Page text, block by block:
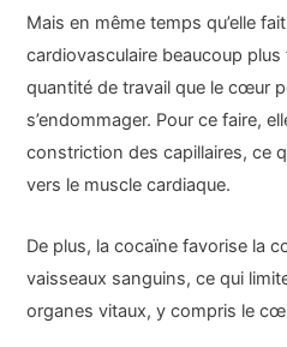
Mais en même temps qu’elle
cardiovasculaire beaucoup
quantité de travail que le cœur
s’endommager. Pour ce faire,
constriction des capillaires, ce
vers le muscle cardiaque.
De plus, la cocaïne favorise la
vaisseaux sanguins, ce qui
organes vitaux, y compris le